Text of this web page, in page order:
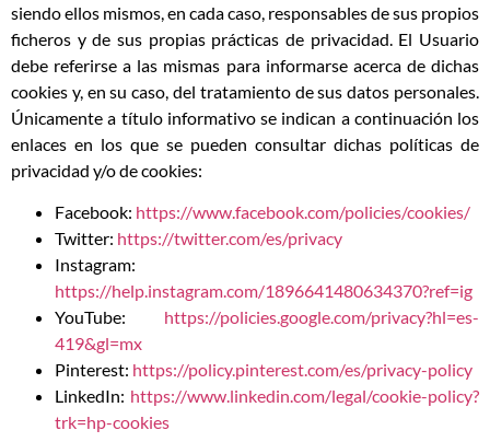
siendo ellos mismos, en cada caso, responsables de sus propios
ficheros y de sus propias prácticas de privacidad. El Usuario
debe referirse a las mismas para informarse acerca de dichas
cookies y, en su caso, del tratamiento de sus datos personales.
Únicamente a título informativo se indican a continuación los
enlaces en los que se pueden consultar dichas políticas de
privacidad y/o de cookies:
Facebook: https://www.facebook.com/policies/cookies/
Twitter: https://twitter.com/es/privacy
Instagram:
https://help.instagram.com/1896641480634370?ref=ig
YouTube: https://policies.google.com/privacy?hl=es-
419&gl=mx
Pinterest: https://policy.pinterest.com/es/privacy-policy
LinkedIn: https://www.linkedin.com/legal/cookie-policy?
trk=hp-cookies